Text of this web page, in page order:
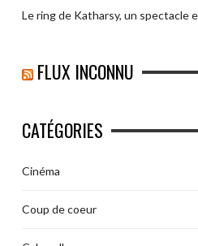
Le ring de Katharsy, un spectacle
FLUX INCONNU
CATÉGORIES
Cinéma
Coup de coeur